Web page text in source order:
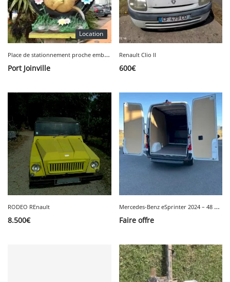
Location
P
lace de stationnement proche embarcadère de Fromentine
Port Joinville
Renault Clio II
600€
RODEO REnault
8.500€
M
ercedes-Benz eSprinter 2024 – 48 km – État quasi neuf
Faire offre